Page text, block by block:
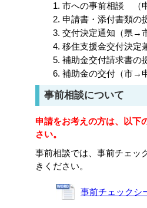
市への事前相談 （
申請書・添付書類の
交付決定通知（県→
移住支援金交付決定
補助金交付請求書の
補助金の交付（市→
事前相談について
申請をお考えの方は、以下
さい。
事前相談では、事前チェッ
きください。
事前チェックシ